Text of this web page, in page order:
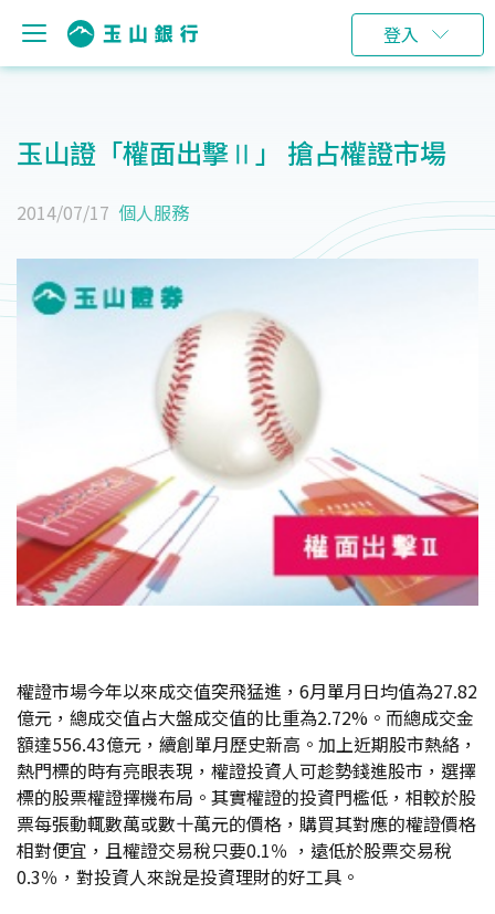
登入
玉山證「權面出擊Ⅱ」 搶占權證市場
2014/07/17 個人服務
權證市場今年以來成交值突飛猛進，6月單月日均值為27.82
億元，總成交值占大盤成交值的比重為2.72%。而總成交金
額達556.43億元，續創單月歷史新高。加上近期股市熱絡，
熱門標的時有亮眼表現，權證投資人可趁勢錢進股市，選擇
標的股票權證擇機布局。其實權證的投資門檻低，相較於股
票每張動輒數萬或數十萬元的價格，購買其對應的權證價格
相對便宜，且權證交易稅只要0.1％ ，遠低於股票交易稅
0.3％，對投資人來說是投資理財的好工具。